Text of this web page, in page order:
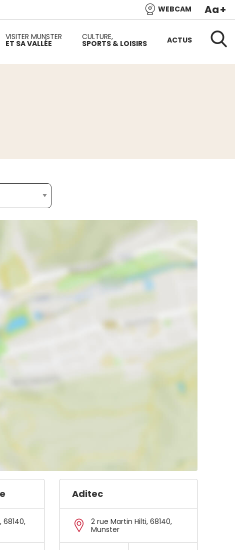
WEBCAM Aa+
l’Alsace et de l’une des plus belles vallées du versant
VISITER MUNSTER
ET SA VALLÉE
CULTURE,
SPORTS & LOISIRS ACTUS
, 68140,
Aditec
2 rue Martin Hilti, 68140,
Munster